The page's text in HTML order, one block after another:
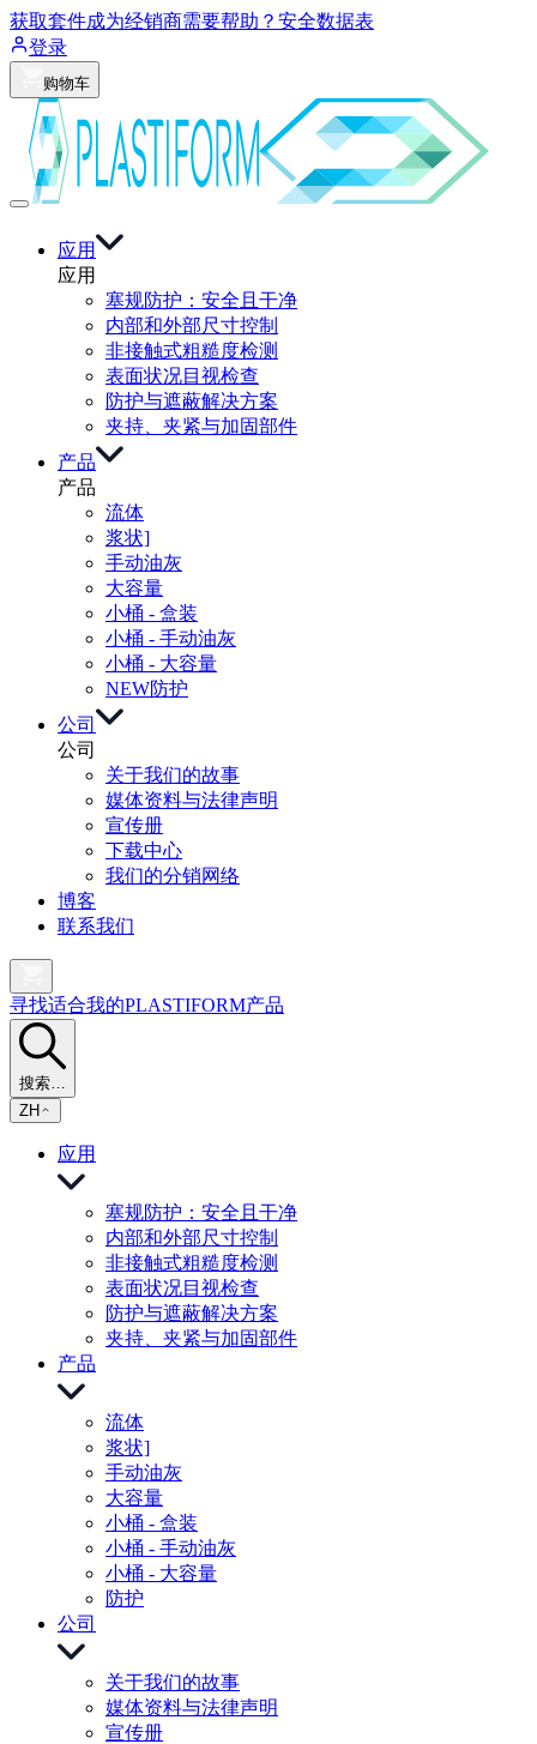
获取套件成为经销商需要帮助？ 安全数据表
登录
购物车
应用
应用
塞规防护：安全且干净
内部和外部尺寸控制
非接触式粗糙度检测
表面状况目视检查
防护与遮蔽解决方案
夹持、夹紧与加固部件
产品
产品
流体
浆状]
手动油灰
大容量
小桶 - 盒装
小桶 - 手动油灰
小桶 - 大容量
NEW防护
公司
公司
关于我们的故事
媒体资料与法律声明
宣传册
下载中心
我们的分销网络
博客
联系我们
寻找适合我的PLASTIFORM产品
搜索…
ZH
应用
塞规防护：安全且干净
内部和外部尺寸控制
非接触式粗糙度检测
表面状况目视检查
防护与遮蔽解决方案
夹持、夹紧与加固部件
产品
流体
浆状]
手动油灰
大容量
小桶 - 盒装
小桶 - 手动油灰
小桶 - 大容量
防护
公司
关于我们的故事
媒体资料与法律声明
宣传册